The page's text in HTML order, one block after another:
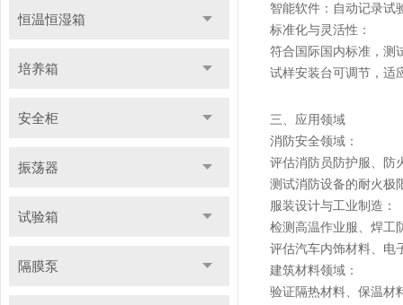
恒温恒湿箱
培养箱
安全柜
振荡器
试验箱
隔膜泵
智能软件：自动记录试
标准化与灵活性：
符合国际国内标准，测
试样安装台可调节，适
三、应用领域
消防安全领域：
评估消防员防护服、防
测试消防设备的耐火极
服装设计与工业制造：
检测高温作业服、焊工
评估汽车内饰材料、电
建筑材料领域：
验证隔热材料、保温材